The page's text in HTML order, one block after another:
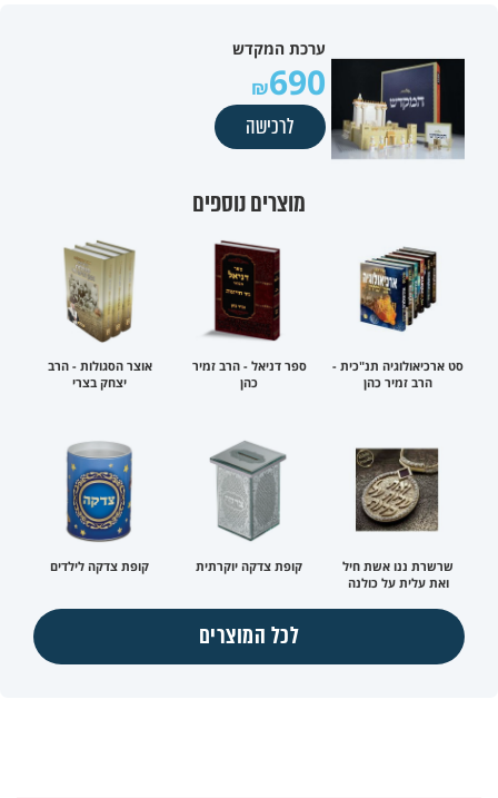
ערכת המקדש
690
לרכישה
מוצרים נוספים
סט ארכיאולוגיה תנ"כית -
הרב זמיר כהן
ספר דניאל - הרב זמיר
כהן
אוצר הסגולות - הרב
יצחק בצרי
שרשרת ננו אשת חיל
ואת עלית על כולנה
קופת צדקה יוקרתית קופת צדקה לילדים
לכל המוצרים